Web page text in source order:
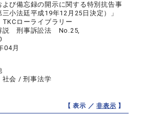
び備忘録の開示に関する特別抗告事
小法廷平成19年12月25日決定）」
TKCローライブラリー
説 刑事訴訟法 No.25,
04月
社会 / 刑事法学
【 表示 ／非表示 】